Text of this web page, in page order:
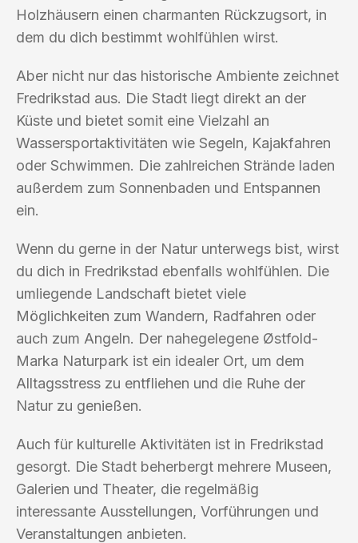
Holzhäusern einen charmanten Rückzugsort, in
dem du dich bestimmt wohlfühlen wirst.
Aber nicht nur das historische Ambiente zeichnet
Fredrikstad aus. Die Stadt liegt direkt an der
Küste und bietet somit eine Vielzahl an
Wassersportaktivitäten wie Segeln, Kajakfahren
oder Schwimmen. Die zahlreichen Strände laden
außerdem zum Sonnenbaden und Entspannen
ein.
Wenn du gerne in der Natur unterwegs bist, wirst
du dich in Fredrikstad ebenfalls wohlfühlen. Die
umliegende Landschaft bietet viele
Möglichkeiten zum Wandern, Radfahren oder
auch zum Angeln. Der nahegelegene Østfold-
Marka Naturpark ist ein idealer Ort, um dem
Alltagsstress zu entfliehen und die Ruhe der
Natur zu genießen.
Auch für kulturelle Aktivitäten ist in Fredrikstad
gesorgt. Die Stadt beherbergt mehrere Museen,
Galerien und Theater, die regelmäßig
interessante Ausstellungen, Vorführungen und
Veranstaltungen anbieten.